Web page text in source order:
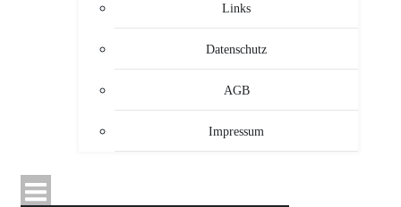
Links
Datenschutz
AGB
Impressum